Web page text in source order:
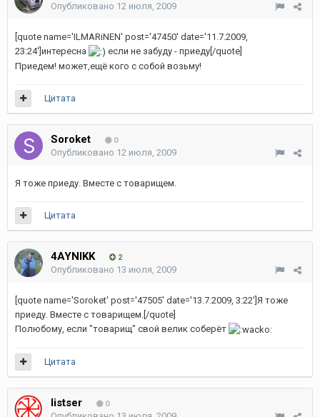
Опубликовано 12 июля, 2009
[quote name='ILMARiNEN' post='47450' date='11.7.2009,
23:24']интересна
если не забуду - приеду[/quote]
Приедем! может,ещё кого с собой возьму!
Цитата
Soroket 0
Опубликовано 12 июля, 2009
Я тоже приеду. Вместе с товарищем.
Цитата
4AYNIKK 2
Опубликовано 13 июля, 2009
[quote name='Soroket' post='47505' date='13.7.2009, 3:22']Я тоже
приеду. Вместе с товарищем.[/quote]
Полюбому, если "товарищ" свой велик соберёт
Цитата
listser 0